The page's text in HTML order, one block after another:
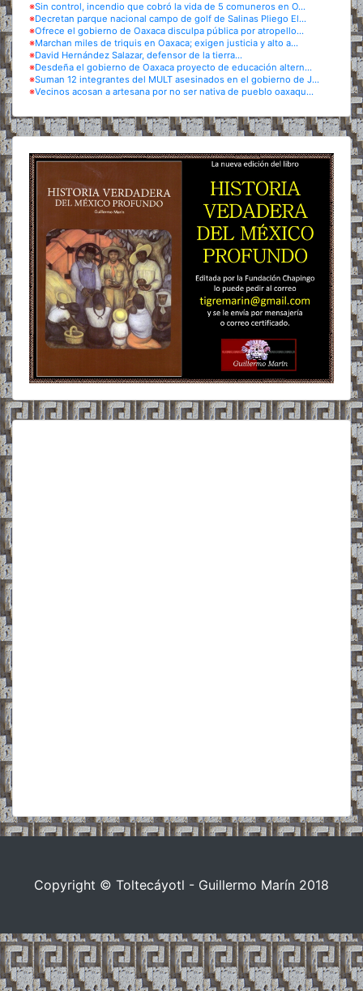
※Sin control, incendio que cobró la vida de 5 comuneros en O...
※Decretan parque nacional campo de golf de Salinas Pliego El...
※Ofrece el gobierno de Oaxaca disculpa pública por atropello...
※Marchan miles de triquis en Oaxaca; exigen justicia y alto a...
※David Hernández Salazar, defensor de la tierra...
※Desdeña el gobierno de Oaxaca proyecto de educación altern...
※Suman 12 integrantes del MULT asesinados en el gobierno de J...
※Vecinos acosan a artesana por no ser nativa de pueblo oaxaqu...
Copyright © Toltecáyotl - Guillermo Marín 2018